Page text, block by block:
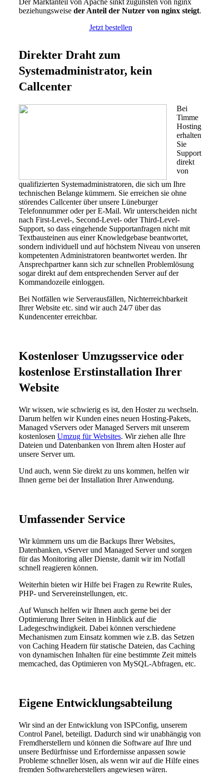
Der Marktanteil von Apache sinkt zugunsten von nginx
beziehungsweise der Anteil der Nutzer von nginx steigt.
Jetzt bestellen
Direkter Draht zum
Systemadministrator, kein
Callcenter
Bei
Timme
Hosting
erhalten
Sie
Support
direkt
von
qualifizierten Systemadministratoren, die sich um Ihre
technischen Belange kümmern. Sie erreichen sie ohne
störendes Callcenter über unsere Lüneburger
Telefonnummer oder per E-Mail. Wir unterscheiden nicht
nach First-Level-, Second-Level- oder Third-Level-
Support, so dass eingehende Supportanfragen nicht mit
Textbausteinen aus einer Knowledgebase beantwortet,
sondern individuell und auf höchstem Niveau von unseren
kompetenten Administratoren beantwortet werden. Ihr
Ansprechpartner kann sich zur schnellen Problemlösung
sogar direkt auf dem entsprechenden Server auf der
Kommandozeile einloggen.
Bei Notfällen wie Serverausfällen, Nichterreichbarkeit
Ihrer Website etc. sind wir auch 24/7 über das
Kundencenter erreichbar.
Kostenloser Umzugsservice oder
kostenlose Erstinstallation Ihrer
Website
Wir wissen, wie schwierig es ist, den Hoster zu wechseln.
Darum helfen wir Kunden eines neuen Hosting-Pakets,
Managed vServers oder Managed Servers mit unserem
kostenlosen Umzug für Websites. Wir ziehen alle Ihre
Dateien und Datenbanken von Ihrem alten Hoster auf
unsere Server um.
Und auch, wenn Sie direkt zu uns kommen, helfen wir
Ihnen gerne bei der Installation Ihrer Anwendung.
Umfassender Service
Wir kümmern uns um die Backups Ihrer Websites,
Datenbanken, vServer und Managed Server und sorgen
für das Monitoring aller Dienste, damit wir im Notfall
schnell reagieren können.
Weiterhin bieten wir Hilfe bei Fragen zu Rewrite Rules,
PHP- und Servereinstellungen, etc.
Auf Wunsch helfen wir Ihnen auch gerne bei der
Optimierung Ihrer Seiten in Hinblick auf die
Ladegeschwindigkeit. Dabei können verschiedene
Mechanismen zum Einsatz kommen wie z.B. das Setzen
von Caching Headern für statische Dateien, das Caching
von dynamischen Inhalten für eine bestimmte Zeit mittels
memcached, das Optimieren von MySQL-Abfragen, etc.
Eigene Entwicklungsabteilung
Wir sind an der Entwicklung von ISPConfig, unserem
Control Panel, beteiligt. Dadurch sind wir unabhängig von
Fremdherstellern und können die Software auf Ihre und
unsere Bedürfnisse und Erfordernisse anpassen sowie
Probleme schneller lösen, als wenn wir auf die Hilfe eines
fremden Softwareherstellers angewiesen wären.